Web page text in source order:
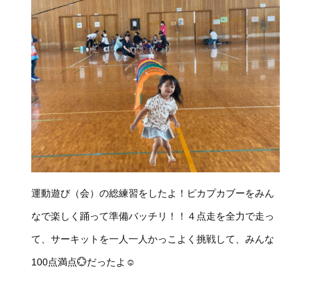
運動遊び（会）の総練習をしたよ！ピカプカブーをみん
なで楽しく踊って準備バッチリ！！４点走を全力で走っ
て、サーキットを一人一人かっこよく挑戦して、みんな
100点満点💮だったよ☺